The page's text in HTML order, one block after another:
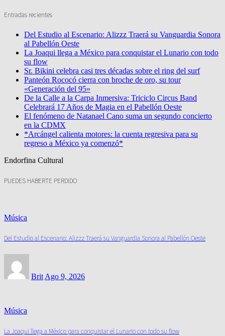
Entradas recientes
Del Estudio al Escenario: Alizzz Traerá su Vanguardia Sonora
al Pabellón Oeste
La Joaqui llega a México para conquistar el Lunario con todo
su flow
Sr. Bikini celebra casi tres décadas sobre el ring del surf
Panteón Rococó cierra con broche de oro, su tour
«Generación del 95»
De la Calle a la Carpa Inmersiva: Triciclo Circus Band
Celebrará 17 Años de Magia en el Pabellón Oeste
El fenómeno de Natanael Cano suma un segundo concierto
en la CDMX
*Arcángel calienta motores: la cuenta regresiva para su
regreso a México ya comenzó*
Endorfina Cultural
PUEDES HABERTE PERDIDO
Música
Del Estudio al Escenario: Alizzz Traerá su Vanguardia Sonora al Pabellón Oeste
Brit Ago 9, 2026
Música
La Joaqui llega a México para conquistar el Lunario con todo su flow